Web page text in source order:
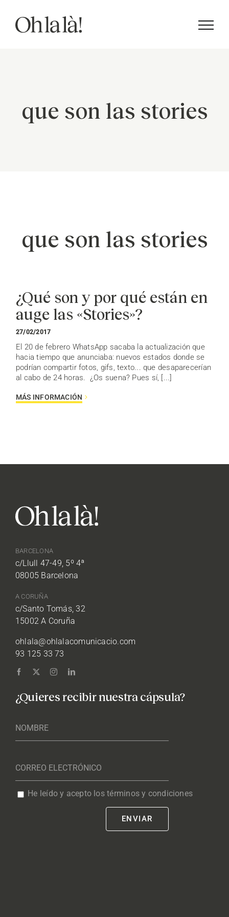
contenido
que son las stories
que son las stories
¿Qué son y por qué están en
auge las «Stories»?
27/02/2017
El 20 de febrero WhatsApp sacaba la actualización que
hacia tiempo que anunciaba: nuevos estados donde se
podrían compartir fotos, gifs, texto... que desaparecerían
al cabo de 24 horas. ¿Os suena? Pues sí, [...]
MÁS INFORMACIÓN
BARCELONA
c/Llull 47-49, 5º 4ª
08005 Barcelona
A CORUÑA
c/Santo Tomás, 32
15002 A Coruña
ohlala@ohlalacomunicacio.com
93 125 33 73
¿Quieres recibir nuestra cápsula?
He leído y acepto los términos y condiciones